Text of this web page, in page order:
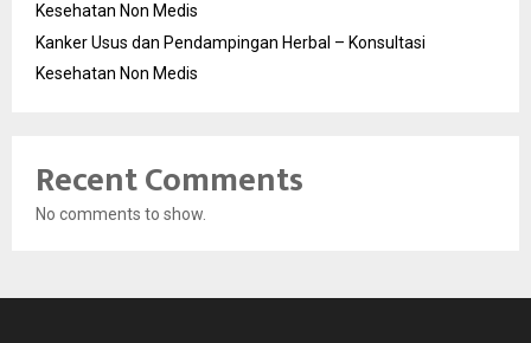
Kesehatan Non Medis
Kanker Usus dan Pendampingan Herbal – Konsultasi
Kesehatan Non Medis
Recent Comments
No comments to show.